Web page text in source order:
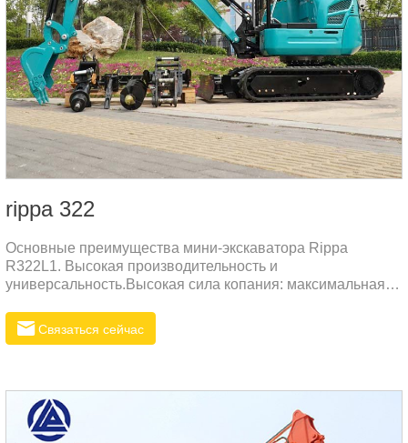
rippa 322
Основные преимущества мини-экскаватора Rippa
R322L1. Высокая производительность и
универсальность.Высокая сила копания: максимальная
различных земляных работ.Гибкая работа: оснащен
несколькими режимами работы (такими как отклонение
Kubota D902 обеспечивает максимальную мощность 11,8
кВт (16,1 л.с.), обеспечивая достаточную мощность и
надежность.2.
Связаться сейчас